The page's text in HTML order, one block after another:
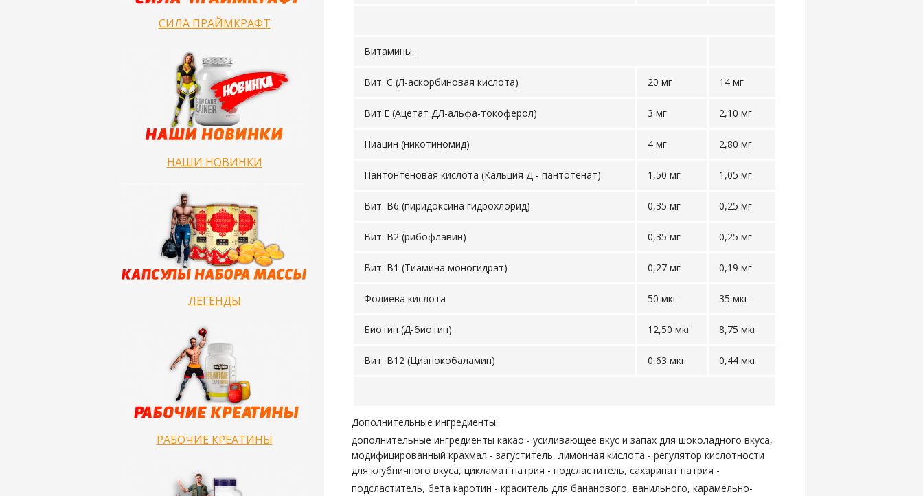
СИЛА ПРАЙМКРАФТ
НАШИ НОВИНКИ
ЛЕГЕНДЫ
РАБОЧИЕ КРЕАТИНЫ
Витамины:
Вит. С (Л-аскорбиновая кислота) 20 мг 14 мг
Вит.Е (Ацетат ДЛ-альфа-токоферол) 3 мг 2,10 мг
Ниацин (никотиномид) 4 мг 2,80 мг
Пантонтеновая кислота (Кальция Д - пантотенат) 1,50 мг 1,05 мг
Вит. В6 (пиридоксина гидрохлорид) 0,35 мг 0,25 мг
Вит. В2 (рибофлавин) 0,35 мг 0,25 мг
Вит. В1 (Тиамина моногидрат) 0,27 мг 0,19 мг
Фолиева кислота 50 мкг 35 мкг
Биотин (Д-биотин) 12,50 мкг 8,75 мкг
Вит. В12 (Цианокобаламин) 0,63 мкг 0,44 мкг
Дополнительные ингредиенты:
дополнительные ингредиенты какао - усиливающее вкус и запах для шоколадного вкуса,
модифицированный крахмал - загуститель, лимонная кислота - регулятор кислотности
для клубничного вкуса, цикламат натрия - подсластитель, сахаринат натрия -
подсластитель, бета каротин - краситель для бананового, ванильного, карамельно-